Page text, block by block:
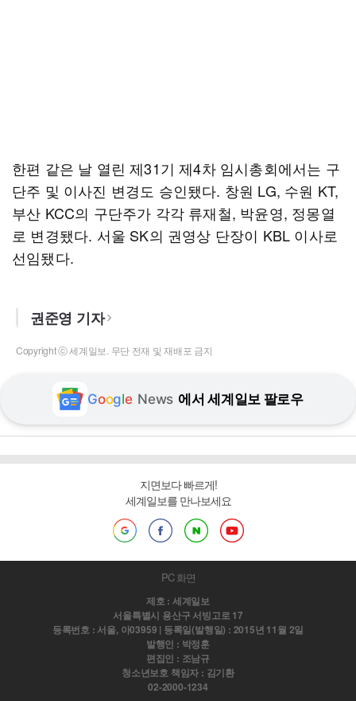
한편 같은 날 열린 제31기 제4차 임시총회에서는 구
단주 및 이사진 변경도 승인됐다. 창원 LG, 수원 KT,
부산 KCC의 구단주가 각각 류재철, 박윤영, 정몽열
로 변경됐다. 서울 SK의 권영상 단장이 KBL 이사로
선임됐다.
권준영 기자
Copyright ⓒ 세계일보. 무단 전재 및 재배포 금지
Google News 에서 세계일보 팔로우
지면보다 빠르게!
세계일보를 만나보세요
PC 화면
제호 : 세계일보
서울특별시 용산구 서빙고로 17
등록번호 : 서울, 아03959 | 등록일(발행일) : 2015년 11월 2일
발행인 : 박정훈
편집인 : 조남규
청소년보호 책임자 : 김기환
02-2000-1234